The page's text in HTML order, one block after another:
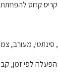
לפי זמן, קביעת רמת